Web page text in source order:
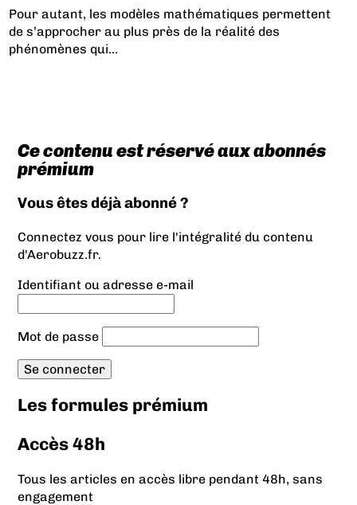
Pour autant, les modèles mathématiques permettent
de s’approcher au plus près de la réalité des
phénomènes qui...
Ce contenu est réservé aux abonnés
prémium
Vous êtes déjà abonné ?
Connectez vous pour lire l'intégralité du contenu
d'Aerobuzz.fr.
Identifiant ou adresse e-mail
Mot de passe
Les formules prémium
Accès 48h
Tous les articles en accès libre pendant 48h, sans
engagement